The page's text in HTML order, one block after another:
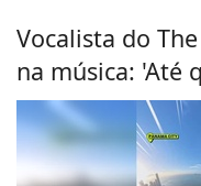
Vocalista do
na música: 'Até